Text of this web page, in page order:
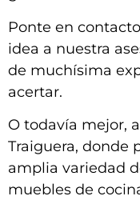
Ponte en
idea a nuestra
de muchísima
acertar.
O todavía mejor,
Traiguera, donde
amplia variedad
muebles de